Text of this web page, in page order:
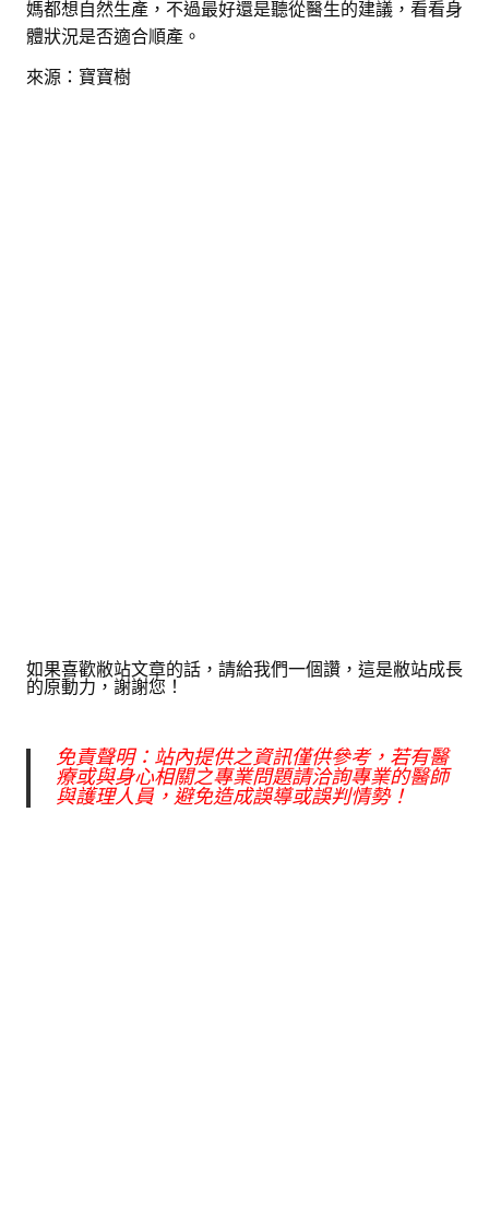
媽都想自然生產，不過最好還是聽從醫生的建議，看看身
體狀況是否適合順產。
來源：寶寶樹
如果喜歡敝站文章的話，請給我們一個讚，這是敝站成長
的原動力，謝謝您！
免責聲明：站內提供之資訊僅供參考，若有醫
療或與身心相關之專業問題請洽詢專業的醫師
與護理人員，避免造成誤導或誤判情勢！